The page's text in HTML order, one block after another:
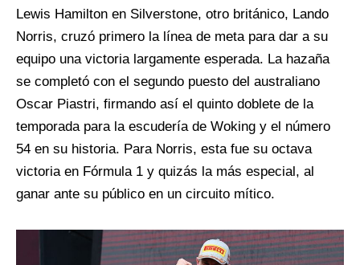
Lewis Hamilton en Silverstone, otro británico, Lando
Norris, cruzó primero la línea de meta para dar a su
equipo una victoria largamente esperada. La hazaña
se completó con el segundo puesto del australiano
Oscar Piastri, firmando así el quinto doblete de la
temporada para la escudería de Woking y el número
54 en su historia. Para Norris, esta fue su octava
victoria en Fórmula 1 y quizás la más especial, al
ganar ante su público en un circuito mítico.